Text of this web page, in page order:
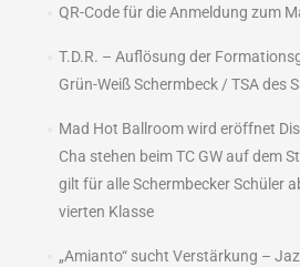
QR-Code für die Anmeldung zum
T.D.R. – Auflösung der
Grün-Weiß Schermbeck / TSA des
Mad Hot Ballroom wird eröffnet
Cha stehen beim TC GW auf dem
gilt für alle Schermbecker Schüler
vierten Klasse
„Amianto“ sucht Verstärkung –